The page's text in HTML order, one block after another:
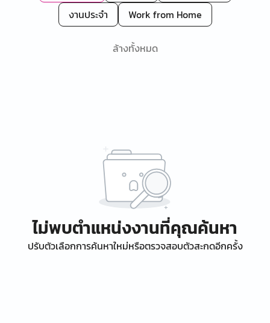
งานประจำ
Work from Home
ล้างทั้งหมด
ไม่พบตำแหน่งงานที่คุณค้นหา
ปรับตัวเลือกการค้นหาใหม่หรือตรวจสอบตัวสะกดอีกครั้ง